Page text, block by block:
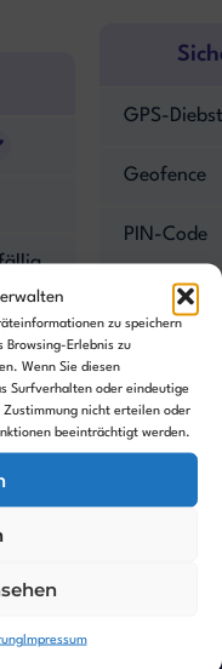
zu speichern
Browsing-Erlebnis zu
Wenn Sie diesen
Surfverhalten oder eindeutige
Zustimmung nicht erteilen oder
beeinträchtigt werden.
Impressum
GPS-
Geofence
PIN-Code
Hebesensor